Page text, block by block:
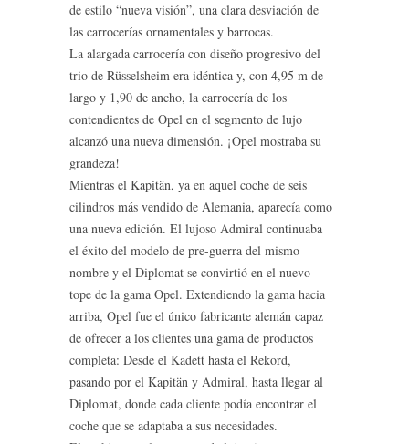
de estilo “nueva visión”, una clara desviación de
las carrocerías ornamentales y barrocas.
La alargada carrocería con diseño progresivo del
trio de Rüsselsheim era idéntica y, con 4,95 m de
largo y 1,90 de ancho, la carrocería de los
contendientes de Opel en el segmento de lujo
alcanzó una nueva dimensión. ¡Opel mostraba su
grandeza!
Mientras el Kapitän, ya en aquel coche de seis
cilindros más vendido de Alemania, aparecía como
una nueva edición. El lujoso Admiral continuaba
el éxito del modelo de pre-guerra del mismo
nombre y el Diplomat se convirtió en el nuevo
tope de la gama Opel. Extendiendo la gama hacia
arriba, Opel fue el único fabricante alemán capaz
de ofrecer a los clientes una gama de productos
completa: Desde el Kadett hasta el Rekord,
pasando por el Kapitän y Admiral, hasta llegar al
Diplomat, donde cada cliente podía encontrar el
coche que se adaptaba a sus necesidades.